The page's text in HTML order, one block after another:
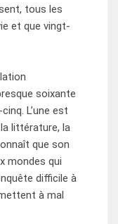
tous les
et que vingt-
soixante
L’une est
littérature, la
que son
mondes qui
difficile à
à mal